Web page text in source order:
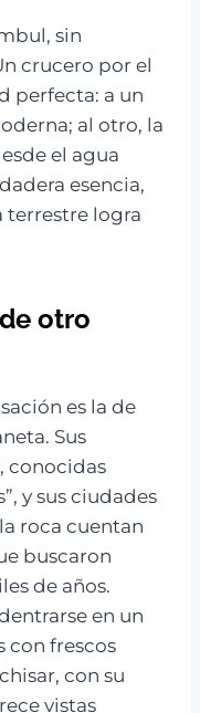
sin
crucero por el
perfecta: a un
al otro, la
el agua
esencia,
terrestre logra
otro
es la de
Sus
conocidas
y sus ciudades
roca cuentan
buscaron
de años.
en un
con frescos
con su
vistas